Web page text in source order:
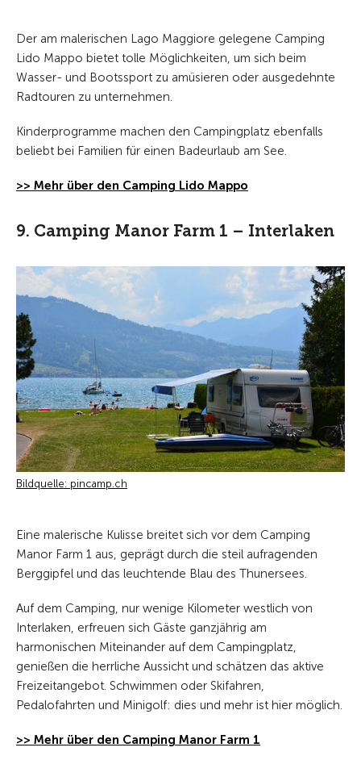
Der am malerischen Lago Maggiore gelegene Camping
Lido Mappo bietet tolle Möglichkeiten, um sich beim
Wasser- und Bootssport zu amüsieren oder ausgedehnte
Radtouren zu unternehmen.
Kinderprogramme machen den Campingplatz ebenfalls
beliebt bei Familien für einen Badeurlaub am See.
>> Mehr über den Camping Lido Mappo
9. Camping Manor Farm 1 – Interlaken
Bildquelle: pincamp.ch
Eine malerische Kulisse breitet sich vor dem Camping
Manor Farm 1 aus, geprägt durch die steil aufragenden
Berggipfel und das leuchtende Blau des Thunersees.
Auf dem Camping, nur wenige Kilometer westlich von
Interlaken, erfreuen sich Gäste ganzjährig am
harmonischen Miteinander auf dem Campingplatz,
genießen die herrliche Aussicht und schätzen das aktive
Freizeitangebot. Schwimmen oder Skifahren,
Pedalofahrten und Minigolf: dies und mehr ist hier möglich.
>> Mehr über den Camping Manor Farm 1